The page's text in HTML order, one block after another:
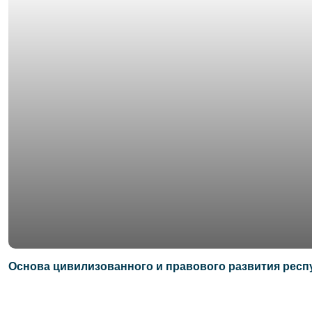
Основа цивилизованного и правового развития